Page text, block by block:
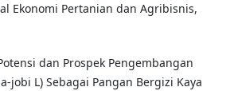
Ekonomi Pertanian dan Agribisnis,
dan Prospek Pengembangan
jobi L) Sebagai Pangan Bergizi Kaya